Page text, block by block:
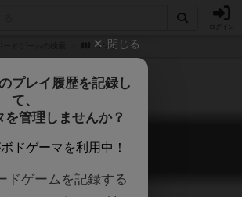
ロンド
ロンド
Rondo
閉じる
プレイ履歴を記録し
て、
を管理しませんか？
ドゲーマを利用中！
ドゲームを記録する